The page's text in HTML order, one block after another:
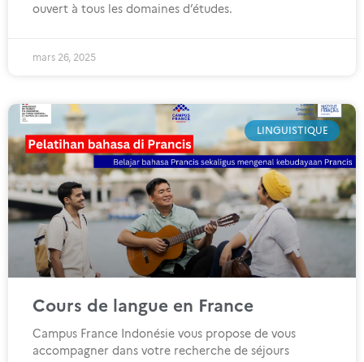
ouvert à tous les domaines d’études.
mars 26, 2025
LINGUISTIQUE
Cours de langue en France
Campus France Indonésie vous propose de vous
accompagner dans votre recherche de séjours